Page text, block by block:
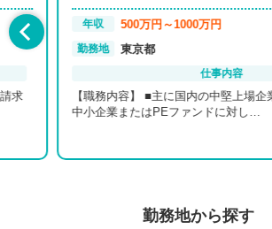
500万円～1000万円
勤務地 東京都
仕事内容
【職務内容】 ■主に国内の中堅上場企業や
中小企業またはPEファンドに対し…
勤務地から探す